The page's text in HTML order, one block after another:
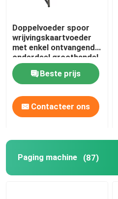
Doppelvoeder spoor
wrijvingskaartvoeder
met enkel ontvangend
onderdeel groothandel
Beste prijs
Contacteer ons
Paging machine (87)